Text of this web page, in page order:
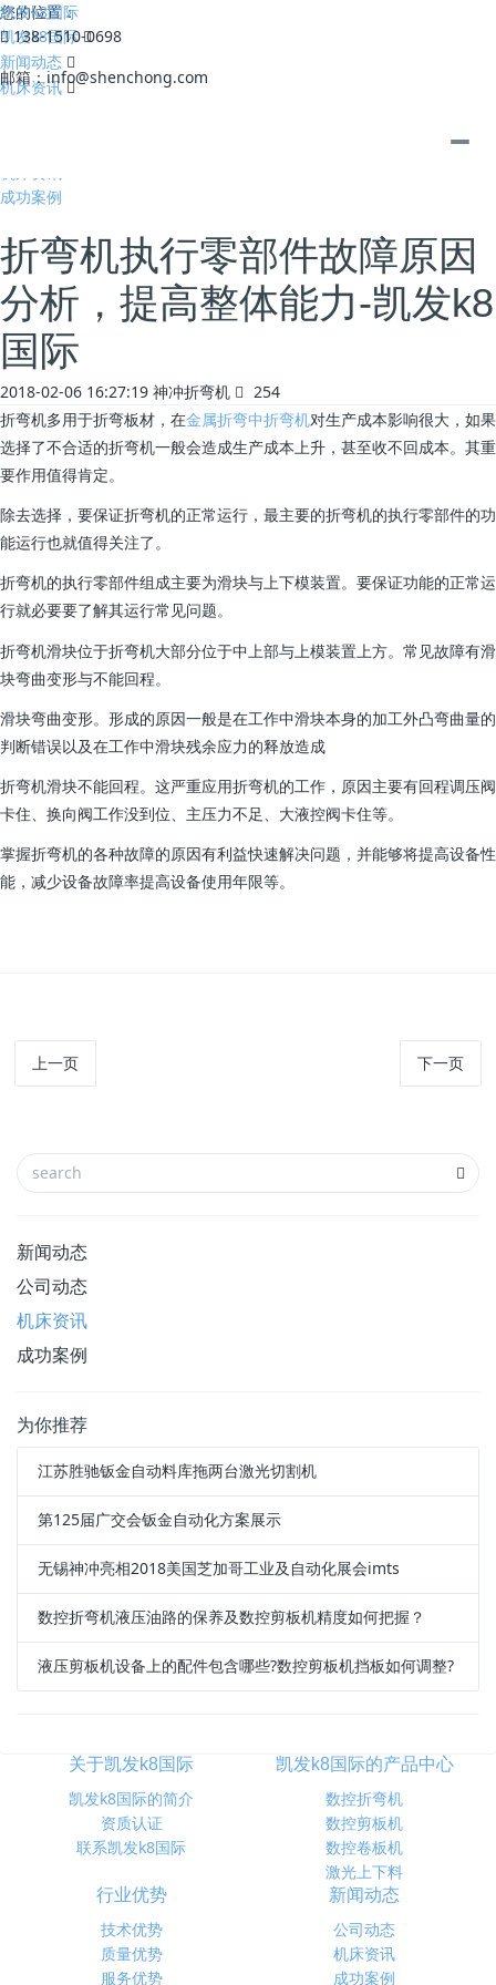
凯发k8国际
138-1510-0698
邮箱：info@shenchong.com
您的位置：
凯发k8国际
新闻动态
机床资讯
成功案例
折弯机执行零部件故障原因
分析，提高整体能力-凯发k8
国际
2018-02-06 16:27:19 神冲折弯机
254
折弯机多用于折弯板材，在金属折弯中折弯机对生产成本影响很大，如果
选择了不合适的折弯机一般会造成生产成本上升，甚至收不回成本。其重
要作用值得肯定。
除去选择，要保证折弯机的正常运行，最主要的折弯机的执行零部件的功
能运行也就值得关注了。
折弯机的执行零部件组成主要为滑块与上下模装置。要保证功能的正常运
行就必要要了解其运行常见问题。
折弯机滑块位于折弯机大部分位于中上部与上模装置上方。常见故障有滑
块弯曲变形与不能回程。
滑块弯曲变形。形成的原因一般是在工作中滑块本身的加工外凸弯曲量的
判断错误以及在工作中滑块残余应力的释放造成
折弯机滑块不能回程。这严重应用折弯机的工作，原因主要有回程调压阀
卡住、换向阀工作没到位、主压力不足、大液控阀卡住等。
掌握折弯机的各种故障的原因有利益快速解决问题，并能够将提高设备性
能，减少设备故障率提高设备使用年限等。
上一页 下一页
新闻动态
公司动态
机床资讯
成功案例
为你推荐
江苏胜驰钣金自动料库拖两台激光切割机
第125届广交会钣金自动化方案展示
无锡神冲亮相2018美国芝加哥工业及自动化展会imts
数控折弯机液压油路的保养及数控剪板机精度如何把握？
液压剪板机设备上的配件包含哪些?数控剪板机挡板如何调整?
关于凯发k8国际
凯发k8国际的简介
资质认证
联系凯发k8国际
凯发k8国际的产品中心
数控折弯机
数控剪板机
数控卷板机
激光上下料
行业优势
技术优势
质量优势
服务优势
新闻动态
公司动态
机床资讯
成功案例